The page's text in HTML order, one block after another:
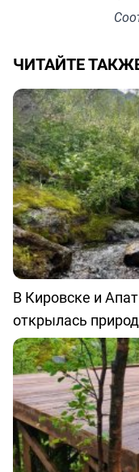
ЧИТАЙТЕ
В Кировске и
открылась